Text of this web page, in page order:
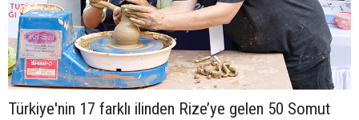
Türkiye'nin 17 farklı ilinden Rize’ye gelen 50 Somut